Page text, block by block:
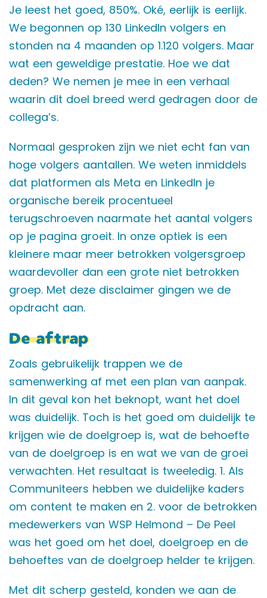
Je leest het goed, 850%. Oké, eerlijk is eerlijk.
We begonnen op 130 LinkedIn volgers en
stonden na 4 maanden op 1.120 volgers. Maar
wat een geweldige prestatie. Hoe we dat
deden? We nemen je mee in een verhaal
waarin dit doel breed werd gedragen door de
collega’s.
Normaal gesproken zijn we niet echt fan van
hoge volgers aantallen. We weten inmiddels
dat platformen als Meta en LinkedIn je
organische bereik procentueel
terugschroeven naarmate het aantal volgers
op je pagina groeit. In onze optiek is een
kleinere maar meer betrokken volgersgroep
waardevoller dan een grote niet betrokken
groep. Met deze disclaimer gingen we de
opdracht aan.
De aftrap
Zoals gebruikelijk trappen we de
samenwerking af met een plan van aanpak.
In dit geval kon het beknopt, want het doel
was duidelijk. Toch is het goed om duidelijk te
krijgen wie de doelgroep is, wat de behoefte
van de doelgroep is en wat we van de groei
verwachten. Het resultaat is tweeledig. 1. Als
Communiteers hebben we duidelijke kaders
om content te maken en 2. voor de betrokken
medewerkers van WSP Helmond – De Peel
was het goed om het doel, doelgroep en de
behoeftes van de doelgroep helder te krijgen.
Met dit scherp gesteld, konden we aan de